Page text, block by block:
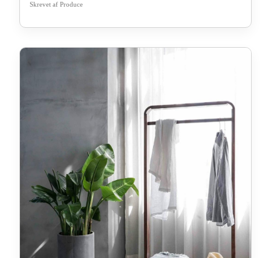
Skrevet af Produce